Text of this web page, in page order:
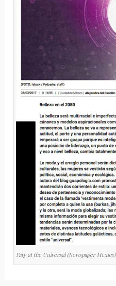
Paty at the Universal (Newspaper Mexico)